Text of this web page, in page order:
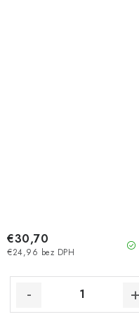
€24,96 bez DPH
€30,70